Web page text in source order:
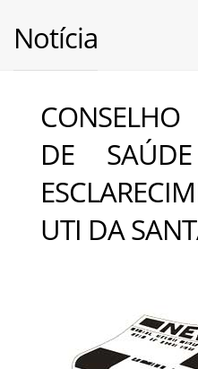
Notícia
DE
UTI DA